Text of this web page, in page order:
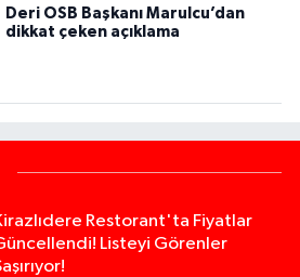
Deri OSB Başkanı Marulcu’dan
dikkat çeken açıklama
Restorant'ta Fiyatlar
Listeyi Görenler